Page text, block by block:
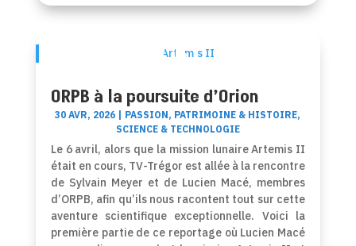
Artemis II
ORPB à la poursuite d’Orion
30 AVR, 2026 PASSION, PATRIMOINE & HISTOIRE,
SCIENCE & TECHNOLOGIE
Le 6 avril, alors que la mission lunaire Artemis II
était en cours, TV-Trégor est allée à la rencontre
de Sylvain Meyer et de Lucien Macé, membres
d’ORPB, afin qu’ils nous racontent tout sur cette
aventure scientifique exceptionnelle. Voici la
première partie de ce reportage où Lucien Macé